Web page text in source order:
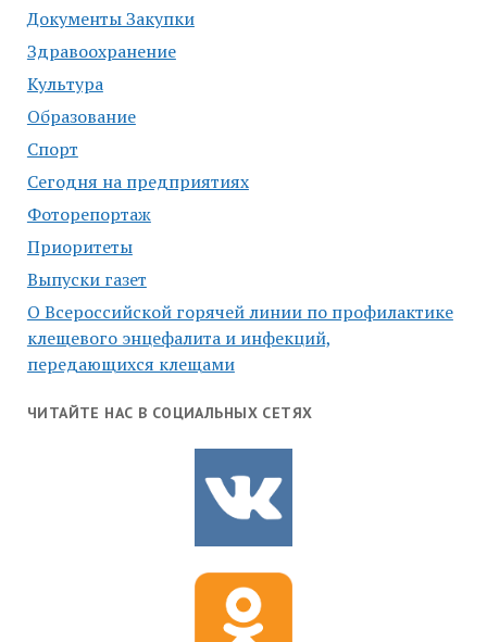
Документы Закупки
Здравоохранение
Культура
Образование
Спорт
Сегодня на предприятиях
Фоторепортаж
Приоритеты
Выпуски газет
О Всероссийской горячей линии по профилактике
клещевого энцефалита и инфекций,
передающихся клещами
ЧИТАЙТЕ НАС В СОЦИАЛЬНЫХ СЕТЯХ